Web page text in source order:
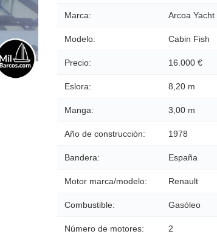
Marca: Arcoa Yacht
Modelo: Cabin Fish
Precio: 16.000 €
Eslora: 8,20 m
Manga: 3,00 m
Año de construcción: 1978
Bandera: España
Motor marca/modelo: Renault
Combustible: Gasóleo
Número de motores: 2